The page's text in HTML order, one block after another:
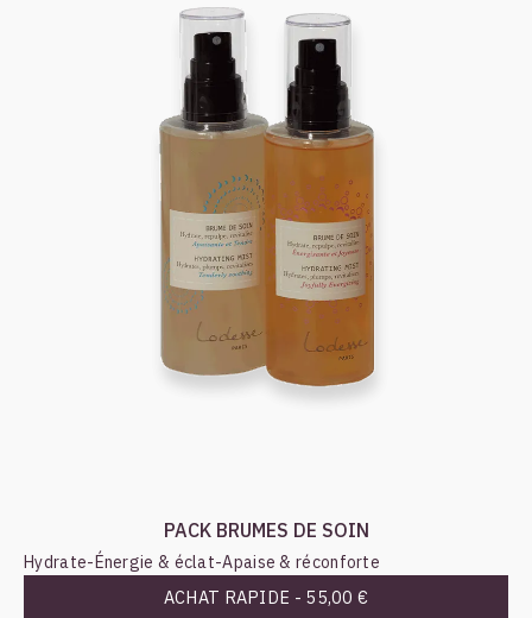
PACK BRUMES DE SOIN
Hydrate-Énergie & éclat-Apaise & réconforte
ACHAT RAPIDE - 55,00 €